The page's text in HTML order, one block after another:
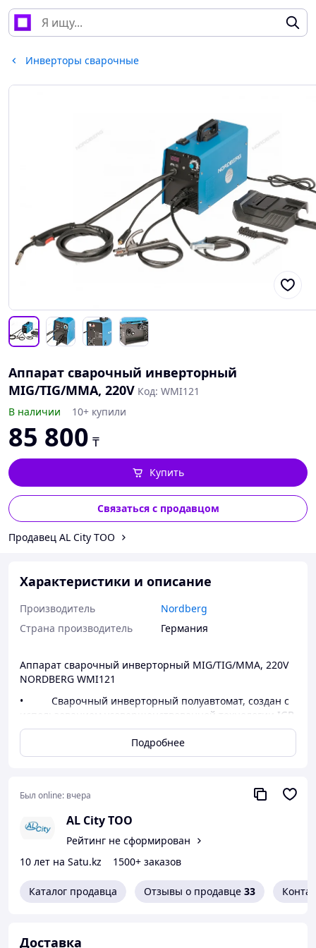
Инверторы сварочные
Аппарат сварочный инверторный
MIG/TIG/MMA, 220V Код: WMI121
В наличии
10+ купили
85 800 ₸
Купить
Связаться с продавцом
Продавец AL City ТОО
Характеристики и описание
Производитель
Nordberg
Страна производитель
Германия
Аппарат сварочный инверторный MIG/TIG/MMA, 220V
NORDBERG WMI121
• Cварочный инверторный полуавтомат, создан с
использованием усовершенствованной технологии IGB
и предназначен для сварки проволокой в среде
защитных газов MIG и MAG ( MIG Metal Inert Gas/ MAG
Metal Active Gas).
сварки электродом – MMA (Manual Metal Arc).
• Скорость подачи проволоки контролируется с
помощью регулятора, расположенного на передней
панели аппарата. В механизме подачи 2 ролика .
• На панели управления имеются два цифровых
напряжения.
регуляторов (потенциометров) на панели управления.
Подробнее
Был online: вчера
AL City ТОО
Рейтинг не сформирован
10 лет на Satu.kz
1500+ заказов
Каталог продавца Отзывы о продавце 33
Доставка